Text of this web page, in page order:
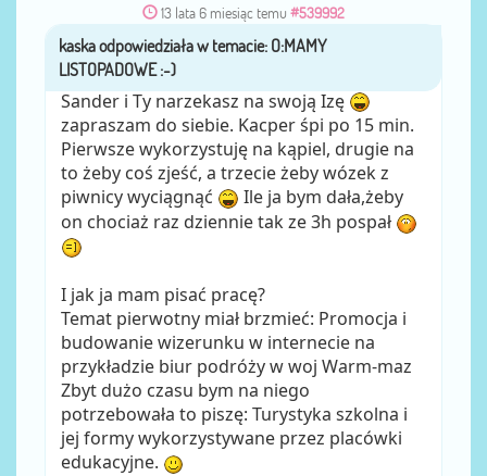
13 lata 6 miesiąc temu #539992
przezkaska
Sander i Ty narzekasz na swoją Izę
zapraszam do siebie. Kacper śpi po 15 min.
Pierwsze wykorzystuję na kąpiel, drugie na
to żeby coś zjeść, a trzecie żeby wózek z
piwnicy wyciągnąć
Ile ja bym dała,żeby
on chociaż raz dziennie tak ze 3h pospał
I jak ja mam pisać pracę?
Temat pierwotny miał brzmieć: Promocja i
budowanie wizerunku w internecie na
przykładzie biur podróży w woj Warm-maz
Zbyt dużo czasu bym na niego
potrzebowała to piszę: Turystyka szkolna i
jej formy wykorzystywane przez placówki
edukacyjne.